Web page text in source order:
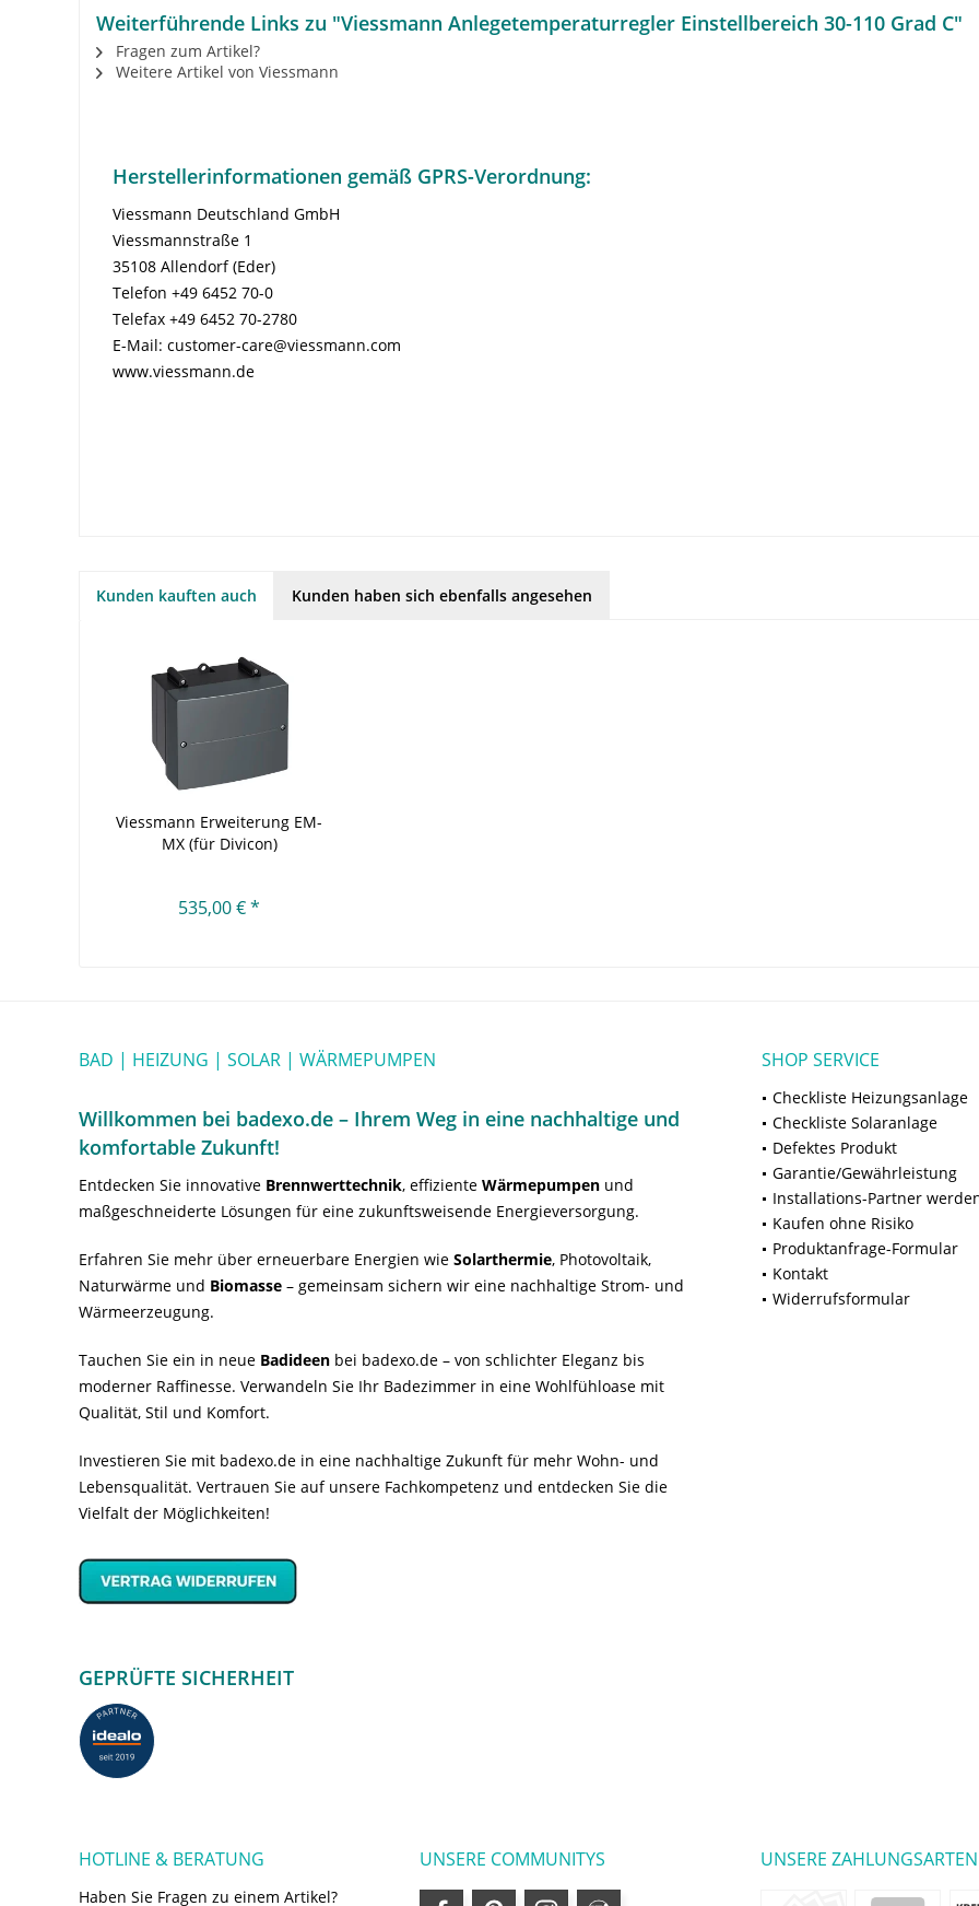
Weiterführende Links zu "Viessmann Anlegetemperaturregler Einstellbereich 30-110 Grad C"
Fragen zum Artikel?
Weitere Artikel von Viessmann
Herstellerinformationen gemäß GPRS-Verordnung:
Viessmann Deutschland GmbH
Viessmannstraße 1
35108 Allendorf (Eder)
Telefon +49 6452 70-0
Telefax +49 6452 70-2780
E-Mail: customer-care@viessmann.com
www.viessmann.de
Kunden kauften auch Kunden haben sich ebenfalls angesehen
Viessmann Erweiterung EM-
MX (für Divicon)
535,00 € *
BAD | HEIZUNG | SOLAR | WÄRMEPUMPEN
Willkommen bei badexo.de – Ihrem Weg in eine nachhaltige und
komfortable Zukunft!
Entdecken Sie innovative Brennwerttechnik, effiziente Wärmepumpen und
maßgeschneiderte Lösungen für eine zukunftsweisende Energieversorgung.
Erfahren Sie mehr über erneuerbare Energien wie Solarthermie, Photovoltaik,
Naturwärme und Biomasse – gemeinsam sichern wir eine nachhaltige Strom- und
Wärmeerzeugung.
Tauchen Sie ein in neue Badideen bei badexo.de – von schlichter Eleganz bis
moderner Raffinesse. Verwandeln Sie Ihr Badezimmer in eine Wohlfühloase mit
Qualität, Stil und Komfort.
Investieren Sie mit badexo.de in eine nachhaltige Zukunft für mehr Wohn- und
Lebensqualität. Vertrauen Sie auf unsere Fachkompetenz und entdecken Sie die
Vielfalt der Möglichkeiten!
GEPRÜFTE SICHERHEIT
SHOP SERVICE
Checkliste Heizungsanlage
Checkliste Solaranlage
Defektes Produkt
Garantie/Gewährleistung
Installations-Partner
Kaufen ohne Risiko
Produktanfrage-Formular
Kontakt
Widerrufsformular
HOTLINE & BERATUNG
Haben Sie Fragen zu einem Artikel?
UNSERE COMMUNITYS UNSERE ZAHLUNGSARTEN